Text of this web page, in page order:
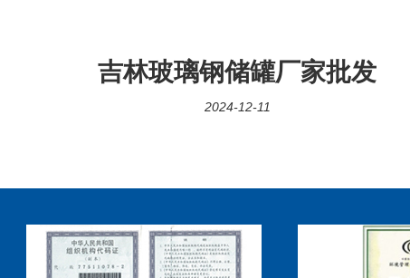
吉林玻璃钢储罐厂家批发
2024-12-11